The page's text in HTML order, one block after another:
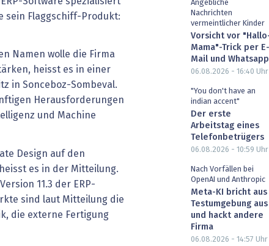
Professional AV & Digital Signage
sein Flaggschiff-Produkt:
Namen wolle die Firma
heisst es in einer
in Sonceboz-Sombeval.
Herausforderungen
und Machine
Design auf den
es in der Mitteilung.
11.3 der ERP-
sind laut Mitteilung die
die externe Fertigung
Angebliche
Nachrichten
vermeintlicher Kinder
Vorsicht vor
Mama"-Trick per E-
Mail und Whatsapp
06.08.2026 - 16:40 Uhr
"You don't have an
indian accent"
Der erste
Arbeitstag eines
Telefonbetrügers
06.08.2026 - 10:59 Uhr
Nach Vorfällen bei
OpenAI und Anthropic
Meta-KI bricht aus
Testumgebung aus
und hackt andere
Firma
06.08.2026 - 14:57 Uhr